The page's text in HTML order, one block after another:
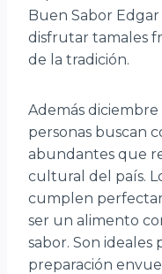
Buen Sabor
disfrutar tamales
de la tradición.
Además
personas buscan
abundantes que
cultural del país.
cumplen
ser un alimento
sabor. Son ideales
preparación